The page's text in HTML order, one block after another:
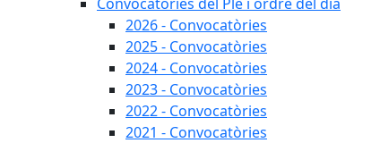
2026 - Convocatòries
2025 - Convocatòries
2024 - Convocatòries
2023 - Convocatòries
2022 - Convocatòries
2021 - Convocatòries